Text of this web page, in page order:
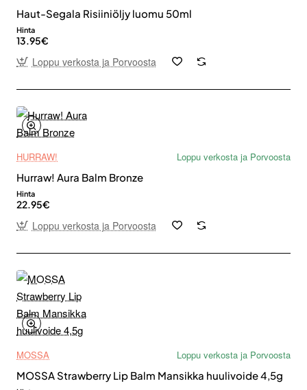
Haut-Segala Risiiniöljy luomu 50ml
Hinta
13.95€
Loppu verkosta ja Porvoosta
HURRAW!
Loppu verkosta ja Porvoosta
Hurraw! Aura Balm Bronze
Hinta
22.95€
Loppu verkosta ja Porvoosta
MOSSA
Loppu verkosta ja Porvoosta
MOSSA Strawberry Lip Balm Mansikka huulivoide 4,5g